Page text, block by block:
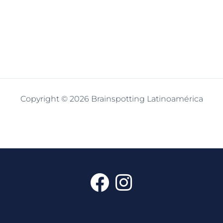
Copyright © 2026 Brainspotting Latinoamérica
F I